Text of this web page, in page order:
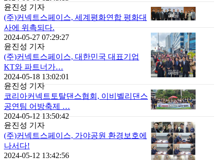
윤진성 기자
(주)커넥트스페이스, 세계평화연합 평화대
사에 위촉되다.
2024-05-27 07:29:27
윤진성 기자
(주)커넥트스페이스, 대한민국 대표기업
KT와 파트너가…
2024-05-18 13:02:01
윤진성 기자
코리아커넥트토탈댄스협회, 이비벨리댄스
공연팀 어방축제 …
2024-05-12 13:50:42
윤진성 기자
(주)커넥트스페이스, 가야공원 환경보호에
나서다!
2024-05-12 13:42:56